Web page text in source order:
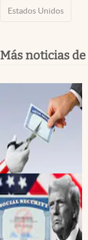
Estados Unidos
Más noticias de